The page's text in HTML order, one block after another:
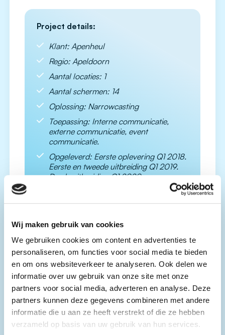
Wij maken gebruik van cookies
We gebruiken cookies om content en advertenties te
personaliseren, om functies voor social media te bieden
en om ons websiteverkeer te analyseren. Ook delen we
informatie over uw gebruik van onze site met onze
partners voor social media, adverteren en analyse. Deze
partners kunnen deze gegevens combineren met andere
informatie die u aan ze heeft verstrekt of die ze hebben
verzameld op basis van uw gebruik van hun services.
Project details:
Klant: Apenheul
Regio: Apeldoorn
Aantal locaties: 1
Aantal schermen: 14
Oplossing: Narrowcasting
Toepassing: Interne communicatie,
externe communicatie, event
communicatie.
Opgeleverd: Eerste oplevering Q1 2018.
Eerste en tweede uitbreiding Q1 2019.
Derde uitbreiding Q1 2020.
Deel dit project
Terug naar het overzicht